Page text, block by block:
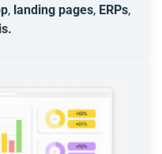
, landing pages, ERPs,